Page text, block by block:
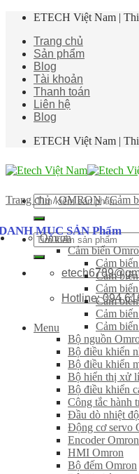
Skip
content
ETECH Việt Nam |
Trang chủ
Sản phẩm
Blog
Tài khoản
Thanh toán
Liên hệ
Blog
ETECH Việt Nam |
Tìm
kiếm:
Tìm
kiếm:
Hotline: 094
Menu
Trang chủ / OMRON / Cảm
MỤC SẢN Phẩm
Omron
Cảm biến
Cảm
Cảm
Cảm
Cảm
Cảm
Cảm
Bộ nguồn
Bộ điều khiển
Bộ điều khiển
Bộ hiển thị xử
Bộ điều khiển
Công tắc hành
Đầu dò nhiệt
Động cơ servo
Encoder Omron
HMI Omron
Bộ đếm Omron